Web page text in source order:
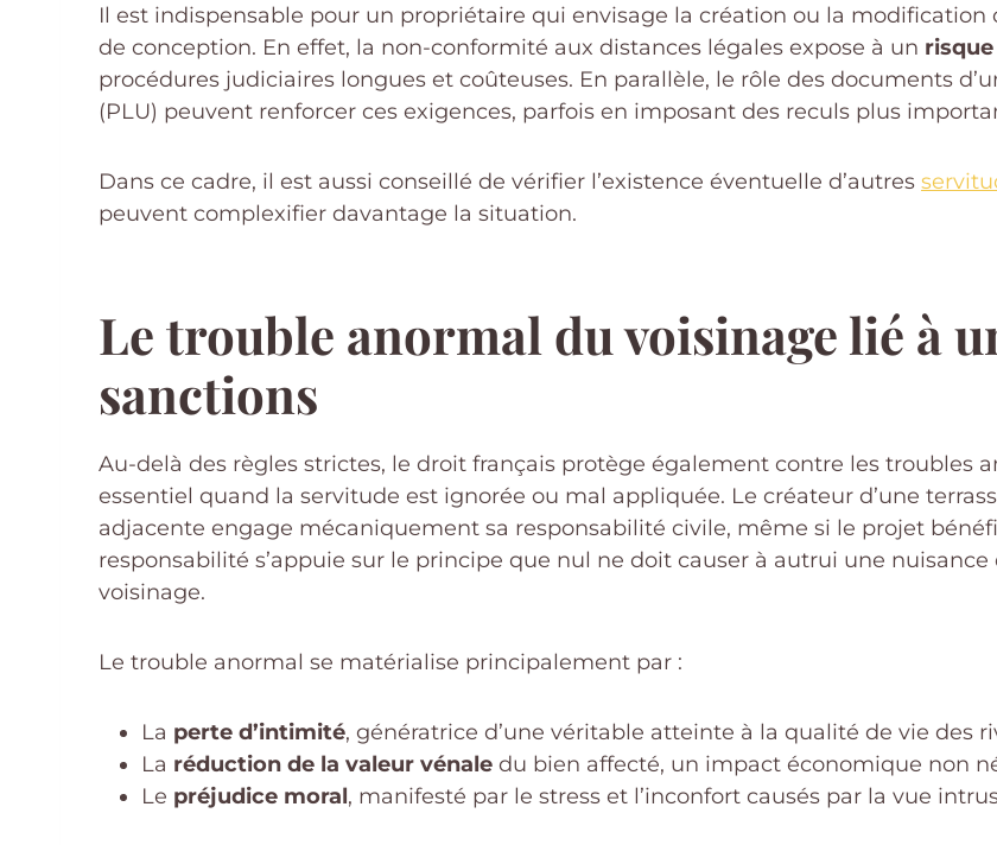
Il est indispensable pour un propriétaire qui envisage la création ou la modification
de conception. En effet, la non-conformité aux distances légales expose à un
procédures judiciaires longues et coûteuses. En parallèle, le rôle des documents
(PLU) peuvent renforcer ces exigences, parfois en imposant des reculs plus
Dans ce cadre, il est aussi conseillé de vérifier l’existence éventuelle d’autres
peuvent complexifier davantage la situation.
Le trouble anormal du voisinage lié à
sanctions
Au-delà des règles strictes, le droit français protège également contre les troubles
essentiel quand la servitude est ignorée ou mal appliquée. Le créateur d’une
adjacente engage mécaniquement sa responsabilité civile, même si le projet
responsabilité s’appuie sur le principe que nul ne doit causer à autrui une
voisinage.
Le trouble anormal se matérialise principalement par :
La perte d’intimité, génératrice d’une véritable atteinte à la qualité de vie des
La réduction de la valeur vénale du bien affecté, un impact économique non
Le préjudice moral, manifesté par le stress et l’inconfort causés par la vue